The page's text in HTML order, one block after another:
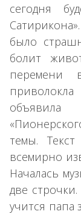
сегодня
было
болит
темы.
всемирно
Началась
две
учится папа